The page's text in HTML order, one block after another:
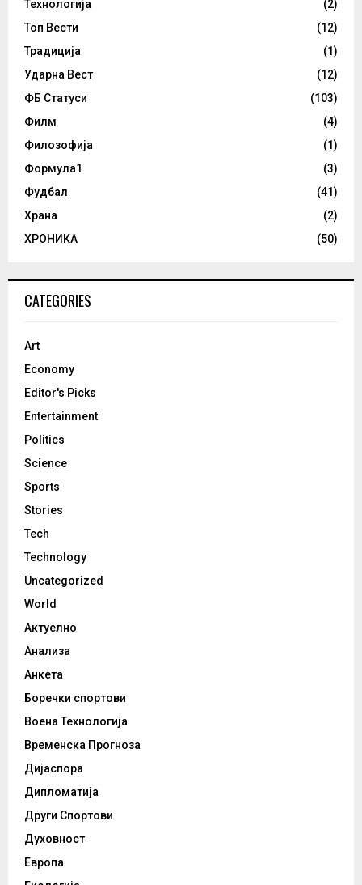
Технологија
(2)
Топ Вести
(12)
Традиција
(1)
Ударна Вест
(12)
ФБ Статуси
(103)
Филм
(4)
Филозофија
(1)
Формула1
(3)
Фудбал
(41)
Храна
(2)
ХРОНИКА
(50)
CATEGORIES
Art
Economy
Editor's Picks
Entertainment
Politics
Science
Sports
Stories
Tech
Technology
Uncategorized
World
Актуелно
Анализа
Анкета
Боречки спортови
Воена Технологија
Временска Прогноза
Дијаспора
Дипломатија
Други Спортови
Духовност
Европа